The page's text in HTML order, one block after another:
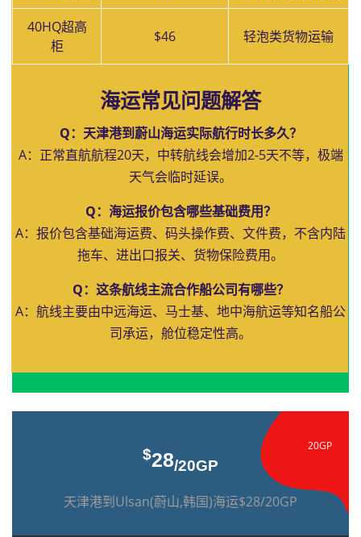
40HQ超高
柜
$46 轻泡类货物运输
海运常见问题解答
Q：天津港到蔚山海运实际航行时长多久？
A：正常直航航程20天，中转航线会增加2-5天不等，极端
天气会临时延误。
Q：海运报价包含哪些基础费用？
A：报价包含基础海运费、码头操作费、文件费，不含内陆
拖车、进出口报关、货物保险费用。
Q：这条航线主流合作船公司有哪些？
A：航线主要由中远海运、马士基、地中海航运等知名船公
司承运，舱位稳定性高。
20GP
$28/20GP
天津港到Ulsan(蔚山,韩国)海运$28/20GP